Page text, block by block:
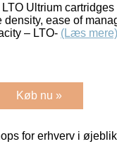
Ultrium
density, ease of
– LTO- (Læs mere)
Køb nu »
for erhverv i